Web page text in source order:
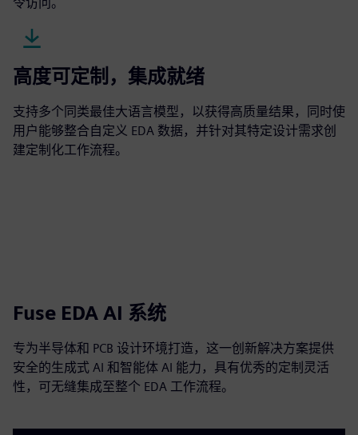
高度可定制，集成就绪
支持多个同类最佳大语言模型，以获得高质量结果，同时使
用户能够整合自定义 EDA 数据，并针对其特定设计需求创
建定制化工作流程。
Fuse EDA AI 系统
专为半导体和 PCB 设计环境打造，这一创新解决方案提供
安全的生成式 AI 和智能体 AI 能力，具有优秀的定制灵活
性，可无缝集成至整个 EDA 工作流程。